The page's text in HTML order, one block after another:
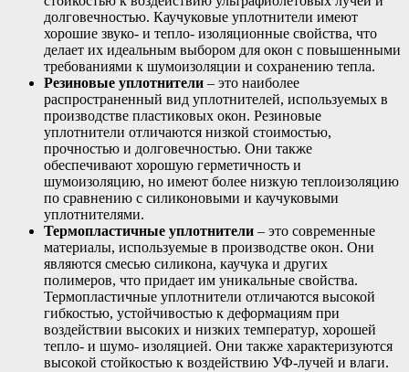
долговечностью. Каучуковые уплотнители имеют
хорошие звуко- и тепло- изоляционные свойства, что
делает их идеальным выбором для окон с повышенными
требованиями к шумоизоляции и сохранению тепла.
Резиновые уплотнители – это наиболее
распространенный вид уплотнителей, используемых в
производстве пластиковых окон. Резиновые
уплотнители отличаются низкой стоимостью,
прочностью и долговечностью. Они также
обеспечивают хорошую герметичность и
шумоизоляцию, но имеют более низкую теплоизоляцию
по сравнению с силиконовыми и каучуковыми
уплотнителями.
Термопластичные уплотнители – это современные
материалы, используемые в производстве окон. Они
являются смесью силикона, каучука и других
полимеров, что придает им уникальные свойства.
Термопластичные уплотнители отличаются высокой
гибкостью, устойчивостью к деформациям при
воздействии высоких и низких температур, хорошей
тепло- и шумо- изоляцией. Они также характеризуются
высокой стойкостью к воздействию УФ-лучей и влаги.